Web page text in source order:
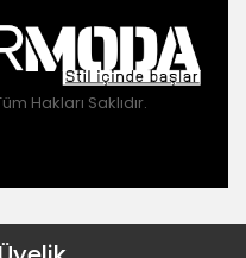
Hakları Saklıdır.